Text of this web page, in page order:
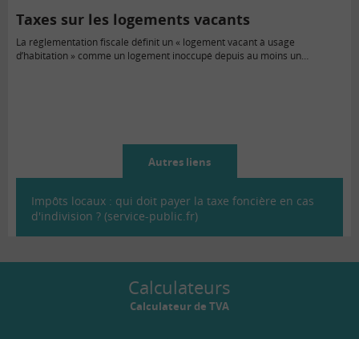
Taxes sur les logements vacants
La réglementation fiscale définit un « logement vacant à usage
d’habitation » comme un logement inoccupé depuis au moins un…
Autres liens
Impôts locaux : qui doit payer la taxe foncière en cas
d'indivision ? (service-public.fr)
Calculateurs
Calculateur de TVA